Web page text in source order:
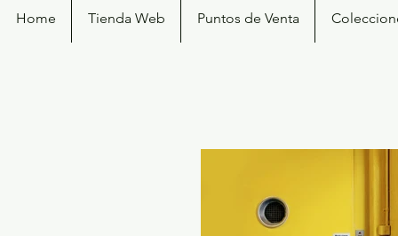
Home Tienda Web Puntos de Venta